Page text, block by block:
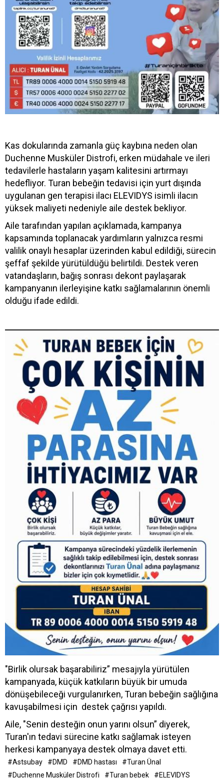
Kas dokularında zamanla güç kaybına neden olan
Duchenne Musküler Distrofi, erken müdahale ve ileri
tedavilerle hastaların yaşam kalitesini artırmayı
hedefliyor. Turan bebeğin tedavisi için yurt dışında
uygulanan gen terapisi ilacı ELEVIDYS isimli ilacın
yüksek maliyeti nedeniyle aile destek bekliyor.
Aile tarafından yapılan açıklamada, kampanya
kapsamında toplanacak yardımların yalnızca resmi
valilik onaylı hesaplar üzerinden kabul edildiği, sürecin
şeffaf şekilde yürütüldüğü belirtildi. Destek veren
vatandaşların, bağış sonrası dekont paylaşarak
kampanyanın ilerleyişine katkı sağlamalarının önemli
olduğu ifade edildi.
"Birlik olursak başarabiliriz” mesajıyla yürütülen
kampanyada, küçük katkıların büyük bir umuda
dönüşebileceği vurgulanırken, Turan bebeğin sağlığına
kavuşabilmesi için destek çağrısı yapıldı.
Aile, "Senin desteğin onun yarını olsun” diyerek,
Turan'ın tedavi sürecine katkı sağlamak isteyen
herkesi kampanyaya destek olmaya davet etti.
#Astsubay #DMD #DMD hastası
#Turan Ünal
#Duchenne Musküler Distrofi
#Turan bebek #ELEVIDYS